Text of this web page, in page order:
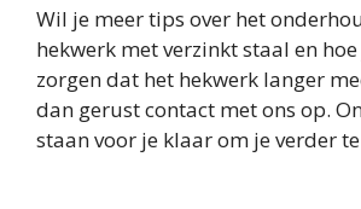
Wil je meer tips over het
hekwerk met verzinkt staal en
zorgen dat het hekwerk langer
dan gerust contact met ons op.
staan voor je klaar om je verder